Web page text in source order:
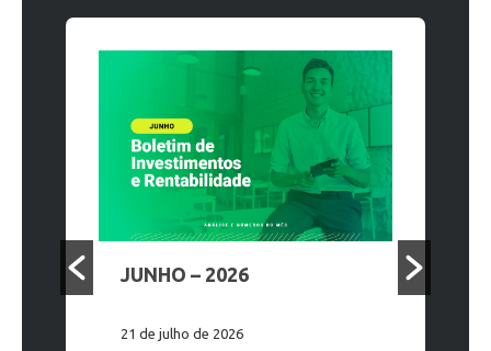
JUNHO – 2026
21 de julho de 2026
MAIO –